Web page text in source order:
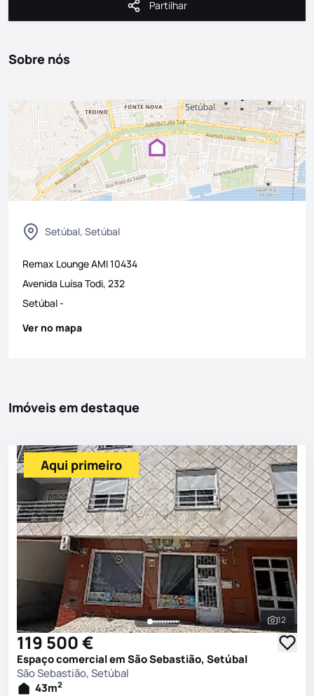
Partilhar
Partilhar
Sobre nós
Setúbal, Setúbal
Remax LoungeAMI10434
Avenida Luísa Todi, 232
Setúbal-
Ver no mapa
Imóveis em destaque
Ver
12
Aqui primeiro
119 500 €
Espaço comercial em São Sebastião, Setúbal
São Sebastião, Setúbal
43m2